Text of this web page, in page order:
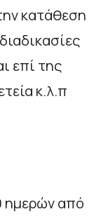
κατάθεση
επί της
κ.λ.π
ημερών από